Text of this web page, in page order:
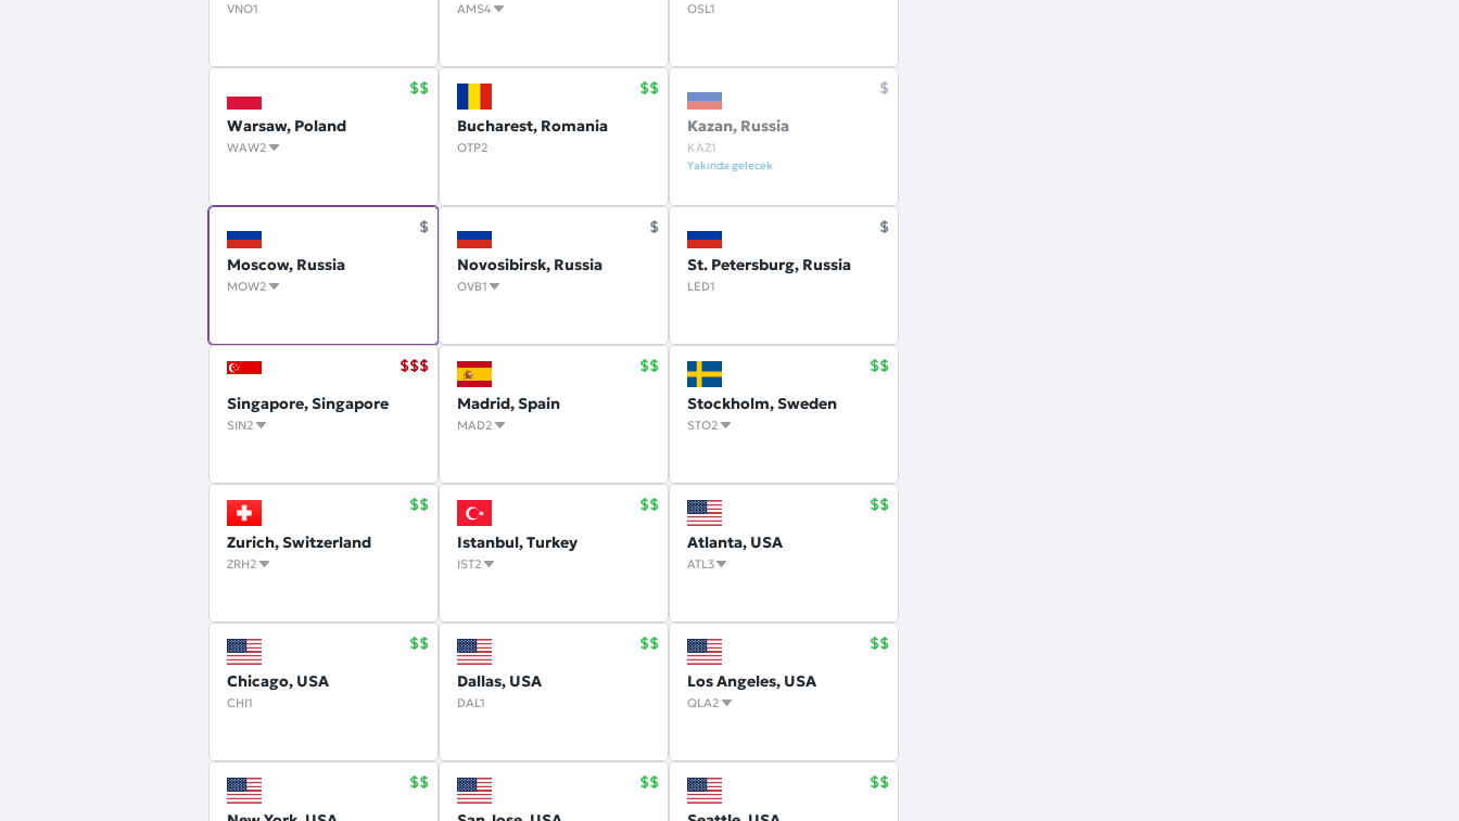
VNO1 AMS4 OSL1
Warsaw, Poland
WAW2
Bucharest, Romania
OTP2
Kazan, Russia
KAZ1
Yakında gelecek
Moscow, Russia
MOW2
Novosibirsk, Russia
OVB1
St. Petersburg, Russia
LED1
Singapore, Singapore
SIN2
Madrid, Spain
MAD2
Stockholm, Sweden
STO2
Zurich, Switzerland
ZRH2
Istanbul, Turkey
IST2
Atlanta, USA
ATL3
Chicago, USA
CHI1
Dallas, USA
DAL1
Los Angeles, USA
QLA2